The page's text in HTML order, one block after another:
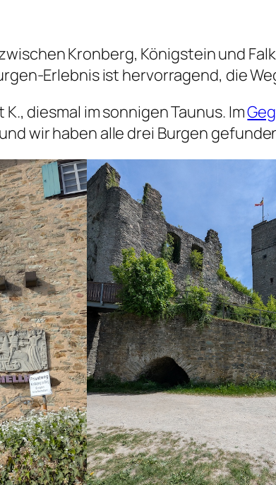
Kronberg, Königstein und
Erlebnis ist hervorragend, die
diesmal im sonnigen Taunus. Im
wir haben alle drei Burgen